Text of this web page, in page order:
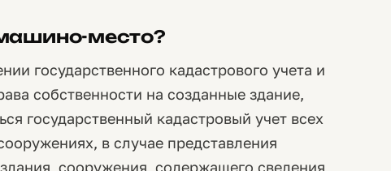
место?
государственного кадастрового учета и
собственности на созданные здание,
государственный кадастровый учет всех
в случае представления
сооружения, содержащего сведения,